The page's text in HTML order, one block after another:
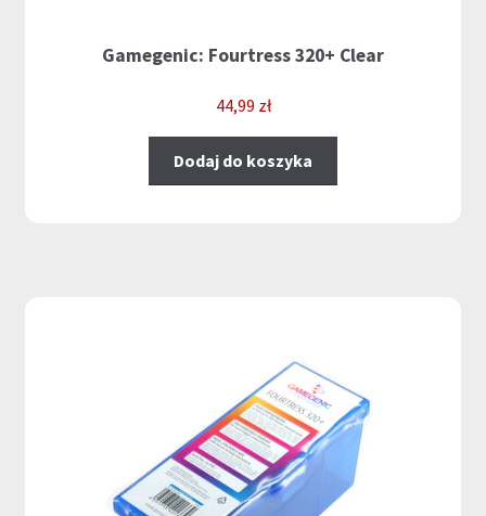
Gamegenic: Fourtress 320+ Clear
44,99 zł
Dodaj do koszyka